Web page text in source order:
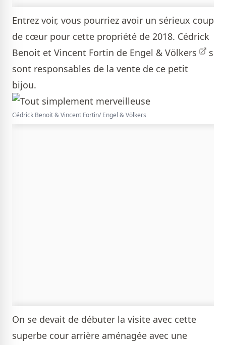
Entrez voir, vous pourriez avoir un sérieux coup
de cœur pour cette propriété de 2018. Cédrick
Benoit et Vincent Fortin de Engel & Völkers
s
sont responsables de la vente de ce petit
bijou.
Cédrick Benoit & Vincent Fortin/ Engel & Völkers
On se devait de débuter la visite avec cette
superbe cour arrière aménagée avec une